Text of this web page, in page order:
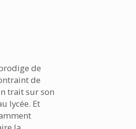
de
de
trait sur son
lycée. Et